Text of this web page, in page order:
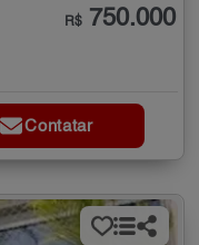
R$ 750.000
Contatar